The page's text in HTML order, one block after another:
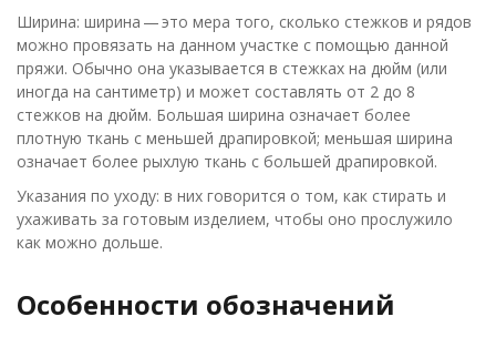
Ширина: ширина — это мера того, сколько стежков и рядов
можно провязать на данном участке с помощью данной
пряжи. Обычно она указывается в стежках на дюйм (или
иногда на сантиметр) и может составлять от 2 до 8
стежков на дюйм. Большая ширина означает более
плотную ткань с меньшей драпировкой; меньшая ширина
означает более рыхлую ткань с большей драпировкой.
Указания по уходу: в них говорится о том, как стирать и
ухаживать за готовым изделием, чтобы оно прослужило
как можно дольше.
Особенности обозначений